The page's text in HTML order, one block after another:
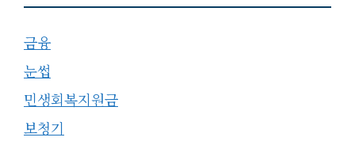
금융
눈썹
민생회복지원금
보청기